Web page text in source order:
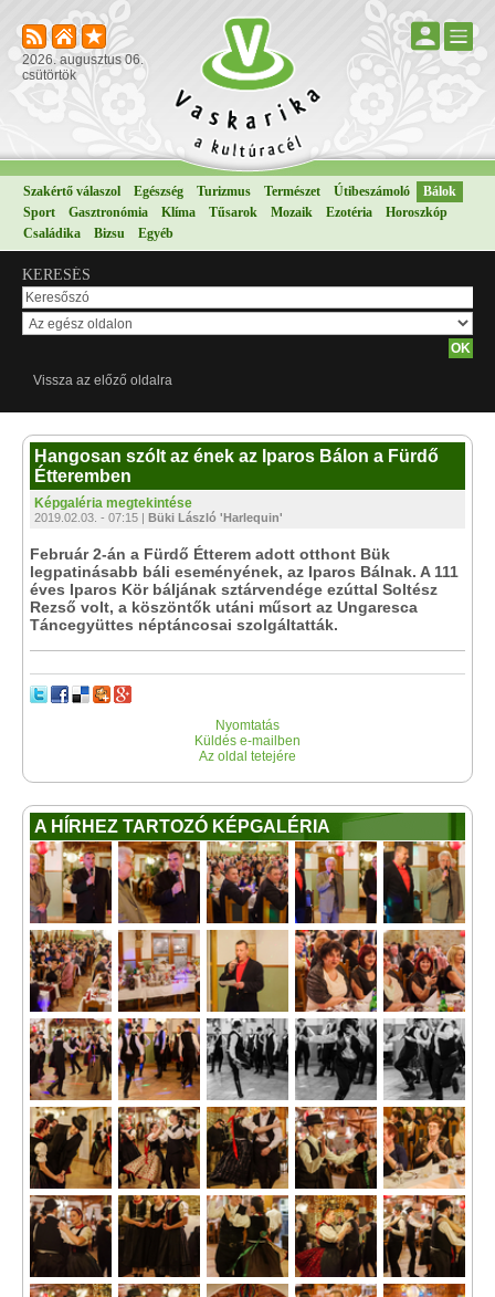
2026. augusztus 06.
csütörtök
Szakértő válaszol Egészség Turizmus Természet Útibeszámoló
Bálok
Sport
Gasztronómia Klíma Tűsarok Mozaik Ezotéria
Horoszkóp
Családika
Bizsu Egyéb
KERESÉS
Vissza az előző oldalra
Hangosan szólt az ének az Iparos Bálon a Fürdő
Étteremben
Képgaléria megtekintése
2019.02.03. - 07:15 | Büki László 'Harlequin'
Február 2-án a Fürdő Étterem adott otthont Bük
legpatinásabb báli eseményének, az Iparos Bálnak. A 111
éves Iparos Kör báljának sztárvendége ezúttal Soltész
Rezső volt, a köszöntők utáni műsort az Ungaresca
Táncegyüttes néptáncosai szolgáltatták.
Nyomtatás
Küldés e-mailben
Az oldal tetejére
A HÍRHEZ TARTOZÓ KÉPGALÉRIA